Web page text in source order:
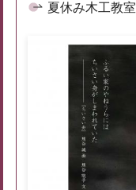
夏休み木工教室